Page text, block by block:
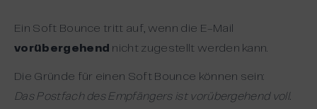
Ein Soft Bounce tritt auf, wenn die E-Mail
vorübergehend nicht zugestellt werden kann.
Die Gründe für einen Soft Bounce können sein:
Das Postfach des Empfängers ist vorübergehend voll.